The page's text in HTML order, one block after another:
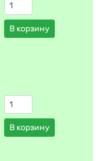
В корзину
В корзину